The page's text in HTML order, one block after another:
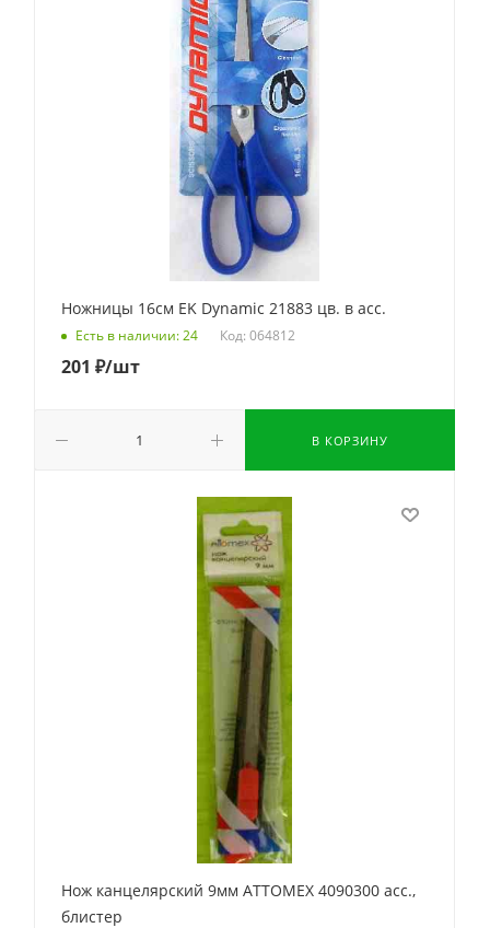
Ножницы 16см EK Dynamic 21883 цв. в асс.
Есть в наличии: 24 Код: 064812
201 ₽/шт
В КОРЗИНУ
Нож канцелярский 9мм ATTOMEX 4090300 асс.,
блистер